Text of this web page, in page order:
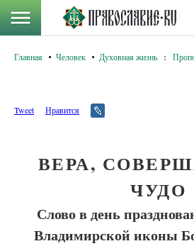
Главная Человек Духовная жизнь :
Tweet Нравится
ВЕРА,
ЧУДО
Слово в день
Владимирской иконы